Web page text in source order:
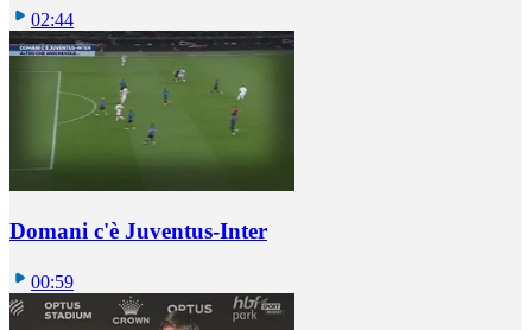
02:44
Domani c'è Juventus-Inter
00:59